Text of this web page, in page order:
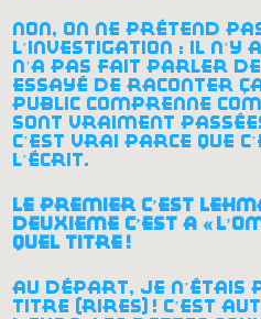
non, on ne prétend
l’investigation : il n’y
n’a pas fait parler
essayé de raconter
public comprenne
sont vraiment
c’est vrai parce que
l’écrit.
le premier c’est
deuxième c’est à «
quel titre !
au départ, je n’étais
titre (rires) ! c’est